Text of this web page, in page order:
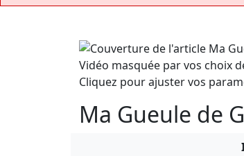
Vidéo masquée par vos choix
Cliquez pour ajuster vos
Ma Gueule de